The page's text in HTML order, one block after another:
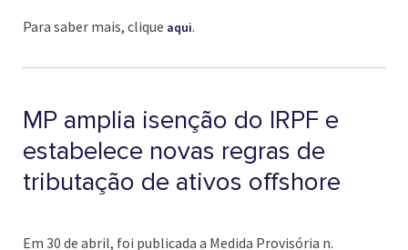
Para saber mais, clique aqui.
MP amplia isenção do IRPF e
estabelece novas regras de
tributação de ativos offshore
Em 30 de abril, foi publicada a Medida Provisória n.